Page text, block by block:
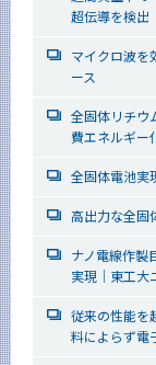
超伝導を検出
マイクロ波を
ース
全固体リチウ
費エネルギー
全固体電池実
高出力な全固
ナノ電線作製
実現｜東工大
従来の性能を
料によらず電